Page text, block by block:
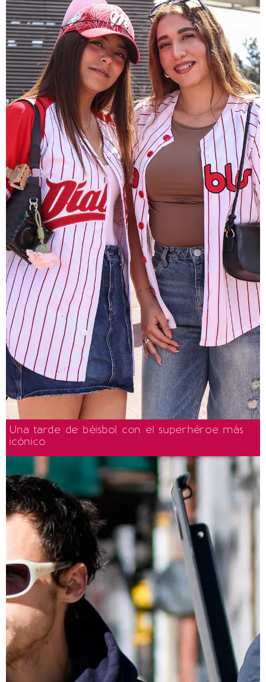
Una tarde de béisbol con el superhéroe más
icónico